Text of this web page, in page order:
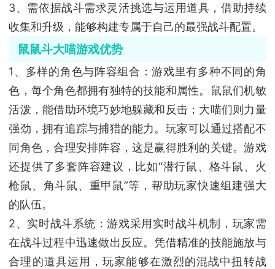
3、需依据战斗需求灵活挑选与运用道具，借助持续
收集和升级，能够构建专属于自己的最强战斗配置。
鼠鼠斗大喵游戏优势
1、多样的角色与阵容组合：游戏里有多种不同的角
色，每个角色都拥有独特的技能和属性。鼠鼠们机敏
活泼，能借助环境巧妙地躲藏和反击；大喵们则力量
强劲，拥有追踪与捕猎的能力。玩家可以通过搭配不
同角色，合理安排阵容，这是赢得胜利的关键。游戏
还提供了多套阵容建议，比如“潜行鼠、格斗鼠、火
枪鼠、角斗鼠、重甲鼠”等，帮助玩家快速组建强大
的队伍。
2、实时战斗系统：游戏采用实时战斗机制，玩家需
在战斗过程中迅速做出反应。凭借精准的技能施放与
合理的道具运用，玩家能够在激烈的混战中扭转战